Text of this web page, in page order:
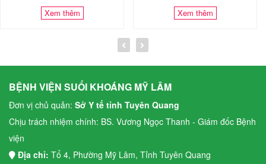
Xem thêm Xem thêm
BỆNH VIỆN SUỐI KHOÁNG MỸ LÂM
Đơn vị chủ quản: Sở Y tế tỉnh Tuyên Quang
Chịu trách nhiệm chính: BS. Vương Ngọc Thanh - Giám đốc Bệnh
viện
Địa chỉ: Tổ 4, Phường Mỹ Lâm, Tỉnh Tuyên Quang